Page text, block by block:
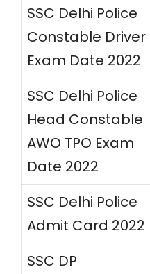
SSC Delhi Police
Constable Driver
Exam Date 2022
SSC Delhi Police
Head Constable
AWO TPO Exam
Date 2022
SSC Delhi Police
Admit Card 2022
SSC DP